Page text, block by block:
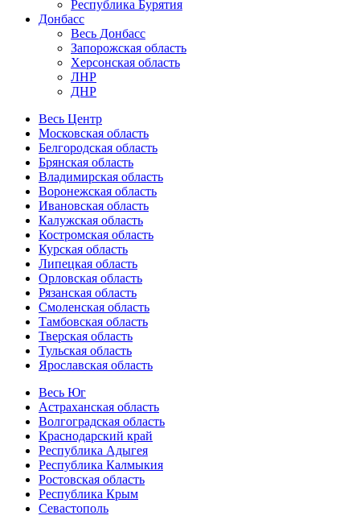
Республика Бурятия
Донбасс
Весь Донбасс
Запорожская область
Херсонская область
ЛНР
ДНР
Весь Центр
Московская область
Белгородская область
Брянская область
Владимирская область
Воронежская область
Ивановская область
Калужская область
Костромская область
Курская область
Липецкая область
Орловская область
Рязанская область
Смоленская область
Тамбовская область
Тверская область
Тульская область
Ярославская область
Весь Юг
Астраханская область
Волгоградская область
Краснодарский край
Республика Адыгея
Республика Калмыкия
Ростовская область
Республика Крым
Севастополь